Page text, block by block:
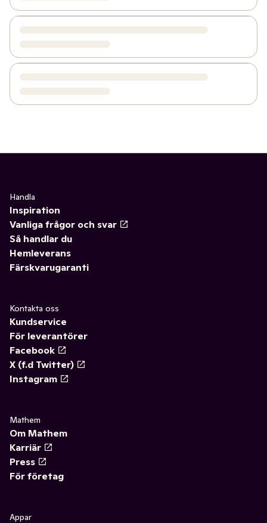
Handla
Inspiration
Vanliga frågor och svar
Så handlar du
Hemleverans
Färskvarugaranti
Kontakta oss
Kundservice
För leverantörer
Facebook
X (f.d Twitter)
Instagram
Mathem
Om Mathem
Karriär
Press
För företag
Appar